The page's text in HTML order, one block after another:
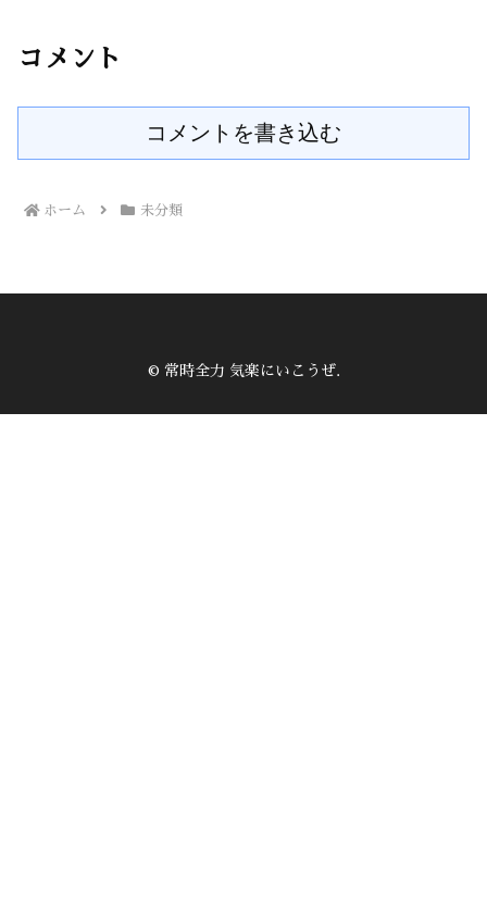
コメント
コメントを書き込む
ホーム 未分類
© 常時全力 気楽にいこうぜ.